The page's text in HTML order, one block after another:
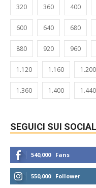
320 360 400
600 640 680
880 920 960
1.120 1.160 1.200
1.360 1.400 1.440
SEGUICI SUI SOCIAL
540,000 Fans
550,000 Follower